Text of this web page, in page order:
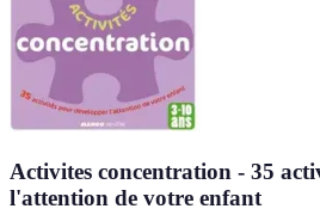
Activites concentration - 35
l'attention de votre enfant